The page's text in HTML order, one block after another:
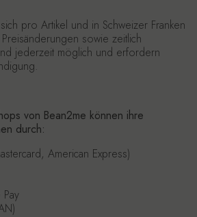
pro Artikel und in Schweizer Franken
sowie zeitlich
jederzeit möglich und erfordern
von Bean2me können ihre
durch:
American Express)